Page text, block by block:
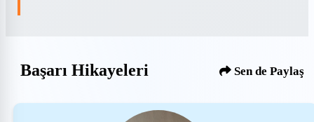
Başarı Hikayeleri Sen de Paylaş